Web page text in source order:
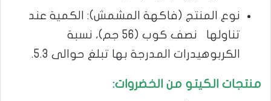
نوع المنتج (فاكهة المشمش): الكمية عند
تناولها نصف كوب (56 جم)، نسبة
الكربوهيدرات المدرجة بها تبلغ حوالى 5.3.
منتجات الكيتو من الخضروات: